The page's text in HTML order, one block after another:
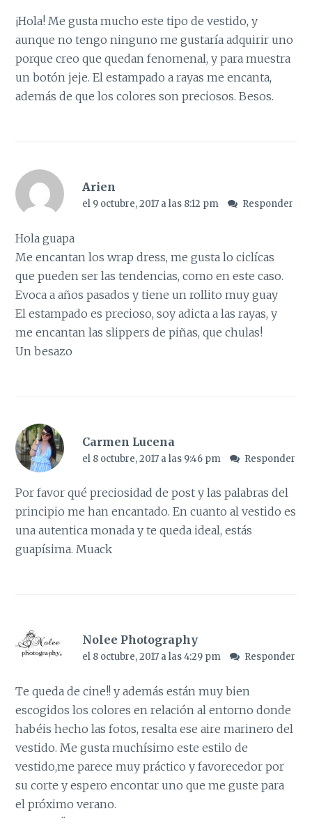
¡Hola! Me gusta mucho este tipo de vestido, y
aunque no tengo ninguno me gustaría adquirir uno
porque creo que quedan fenomenal, y para muestra
un botón jeje. El estampado a rayas me encanta,
además de que los colores son preciosos. Besos.
Arien
el 9 octubre, 2017 a las 8:12 pm Responder
Hola guapa
Me encantan los wrap dress, me gusta lo ciclícas
que pueden ser las tendencias, como en este caso.
Evoca a años pasados y tiene un rollito muy guay
El estampado es precioso, soy adicta a las rayas, y
me encantan las slippers de piñas, que chulas!
Un besazo
Carmen Lucena
el 8 octubre, 2017 a las 9:46 pm Responder
Por favor qué preciosidad de post y las palabras del
principio me han encantado. En cuanto al vestido es
una autentica monada y te queda ideal, estás
guapísima. Muack
Nolee Photography
el 8 octubre, 2017 a las 4:29 pm Responder
Te queda de cine!! y además están muy bien
escogidos los colores en relación al entorno donde
habéis hecho las fotos, resalta ese aire marinero del
vestido. Me gusta muchísimo este estilo de
vestido,me parece muy práctico y favorecedor por
su corte y espero encontar uno que me guste para
el próximo verano.